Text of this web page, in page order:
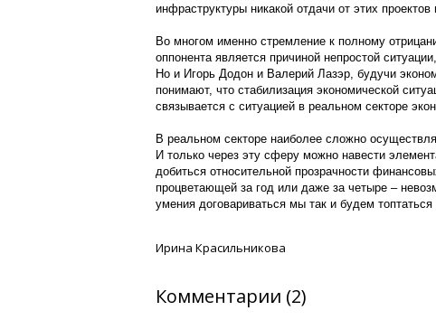
инфраструктуры никакой отдачи от этих
Во многом именно стремление к полному
оппонента является причиной непростой
Но и Игорь Додон и Валерий Лазэр, будучи
понимают, что стабилизация экономической
связывается с ситуацией в реальном секторе
В реальном секторе наиболее сложно
И только через эту сферу можно навести
добиться относительной прозрачности
процветающей за год или даже за четыре –
умения договариваться мы так и будем топтаться
Ирина Красильникова
Комментарии (2)